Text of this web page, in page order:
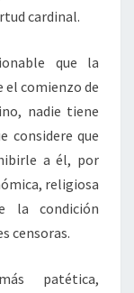
cardinal.
que la
comienzo de
nadie tiene
considere que
a él, por
religiosa
la condición
censoras.
patética,